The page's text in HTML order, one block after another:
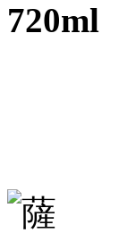
720ml